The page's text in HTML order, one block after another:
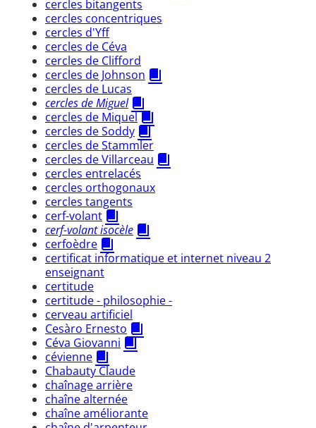
cercles bitangents
cercles concentriques
cercles d'Yff
cercles de Céva
cercles de Clifford
cercles de Johnson
cercles de Lucas
cercles de Miguel
cercles de Miquel
cercles de Soddy
cercles de Stammler
cercles de Villarceau
cercles entrelacés
cercles orthogonaux
cercles tangents
cerf-volant
cerf-volant isocèle
cerfoèdre
certificat informatique et internet niveau 2
enseignant
certitude
certitude - philosophie -
cerveau artificiel
Cesàro Ernesto
Céva Giovanni
cévienne
Chabauty Claude
chaînage arrière
chaîne alternée
chaîne améliorante